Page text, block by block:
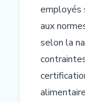
employés
aux
selon la